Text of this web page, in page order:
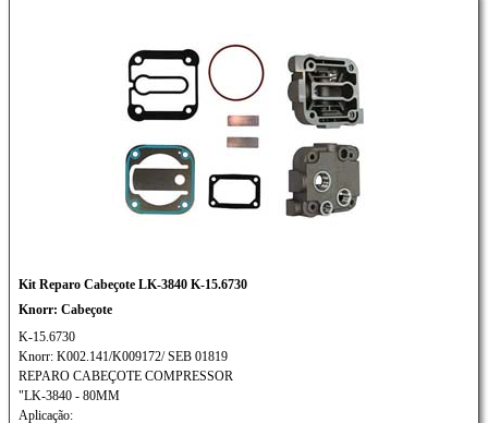
Kit Reparo Cabeçote LK-3840 K-15.6730
Knorr: Cabeçote
K-15.6730
Knorr: K002.141/K009172/ SEB 01819
REPARO CABEÇOTE COMPRESSOR
"LK-3840 - 80MM
Aplicação: